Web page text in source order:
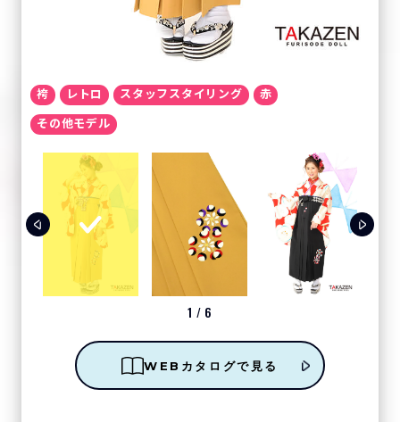
袴 レトロ スタッフスタイリング 赤
その他モデル
1 / 6
WEBカタログで見る